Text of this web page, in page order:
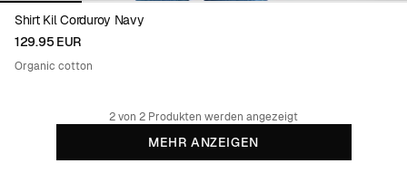
Shirt Kil Corduroy Navy
129.95 EUR
Organic cotton
2 von 2 Produkten werden angezeigt
MEHR ANZEIGEN